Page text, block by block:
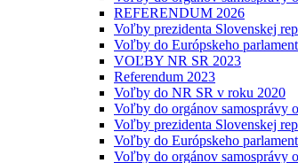
REFERENDUM 2026
Voľby prezidenta Slovenskej
Voľby do Európskeho
VOĽBY NR SR 2023
Referendum 2023
Voľby do NR SR v roku 2020
Voľby do orgánov samosprávy
Voľby prezidenta Slovenskej
Voľby do Európskeho
Voľby do orgánov samosprávy